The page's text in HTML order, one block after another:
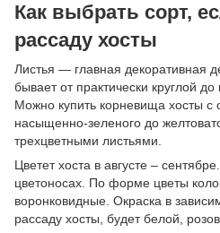
Как выбрать сорт,
рассаду хосты
Листья — главная декоративная
бывает от практически круглой
Можно купить корневища хосты с
насыщенно-зеленого до
трехцветными листьями.
Цветет хоста в августе –
цветоносах. По форме цветы
воронковидные. Окраска в
рассаду хосты, будет белой,